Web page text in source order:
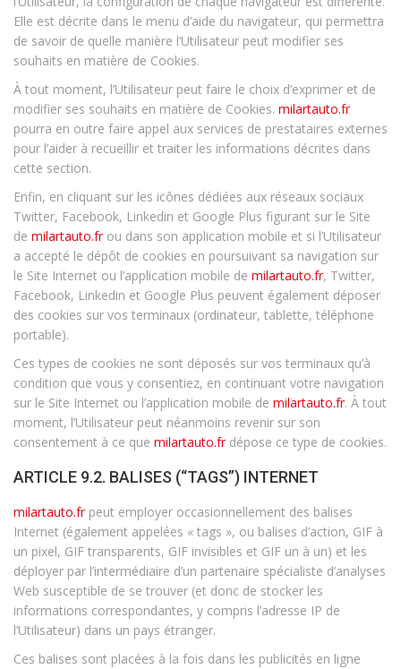
Elle est décrite dans le menu d’aide du navigateur, qui permettra
de savoir de quelle manière l’Utilisateur peut modifier ses
souhaits en matière de Cookies.
À tout moment, l’Utilisateur peut faire le choix d’exprimer et de
modifier ses souhaits en matière de Cookies. milartauto.fr
pourra en outre faire appel aux services de prestataires externes
pour l’aider à recueillir et traiter les informations décrites dans
cette section.
Enfin, en cliquant sur les icônes dédiées aux réseaux sociaux
Twitter, Facebook, Linkedin et Google Plus figurant sur le Site
de milartauto.frou dans son application mobile et si l’Utilisateur
a accepté le dépôt de cookies en poursuivant sa navigation sur
le Site Internet ou l’application mobile de milartauto.fr, Twitter,
Facebook, Linkedin et Google Plus peuvent également déposer
des cookies sur vos terminaux (ordinateur, tablette, téléphone
portable).
Ces types de cookies ne sont déposés sur vos terminaux qu’à
condition que vous y consentiez, en continuant votre navigation
sur le Site Internet ou l’application mobile de milartauto.fr. À tout
moment, l’Utilisateur peut néanmoins revenir sur son
consentement à ce que milartauto.frdépose ce type de cookies.
ARTICLE 9.2. BALISES (“TAGS”) INTERNET
milartauto.frpeut employer occasionnellement des balises
Internet (également appelées « tags », ou balises d’action, GIF à
un pixel, GIF transparents, GIF invisibles et GIF un à un) et les
déployer par l’intermédiaire d’un partenaire spécialiste d’analyses
Web susceptible de se trouver (et donc de stocker les
informations correspondantes, y compris l’adresse IP de
l’Utilisateur) dans un pays étranger.
Ces balises sont placées à la fois dans les publicités en ligne